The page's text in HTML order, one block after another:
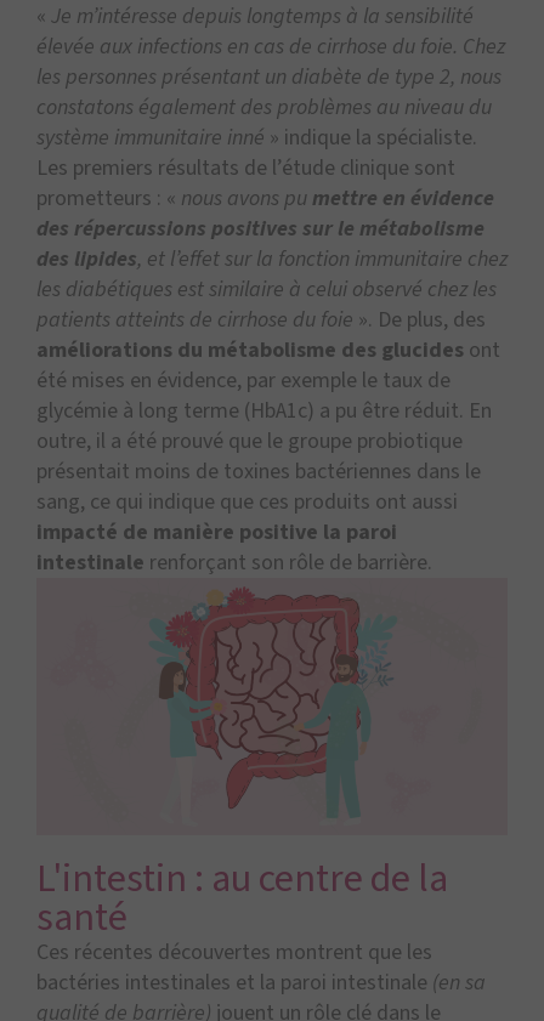
« Je m’intéresse depuis longtemps à la sensibilité
élevée aux infections en cas de cirrhose du foie. Chez
les personnes présentant un diabète de type 2, nous
constatons également des problèmes au niveau du
système immunitaire inné » indique la spécialiste.
Les premiers résultats de l’étude clinique sont
prometteurs : « nous avons pumettre en évidence
des répercussions positives sur le métabolisme
des lipides, et l’effet sur la fonction immunitaire chez
les diabétiques est similaire à celui observé chez les
patients atteints de cirrhose du foie ». De plus, des
améliorations du métabolisme des glucides ont
été mises en évidence, par exemple le taux de
glycémie à long terme (HbA1c) a pu être réduit. En
outre, il a été prouvé que le groupe probiotique
présentait moins de toxines bactériennes dans le
sang, ce qui indique que ces produits ont aussi
impacté de manière positive la paroi
intestinale renforçant son rôle de barrière.
L'intestin : au centre de la
santé
Ces récentes découvertes montrent que les
bactéries intestinales et la paroi intestinale (en sa
qualité de barrière) jouent un rôle clé dans le